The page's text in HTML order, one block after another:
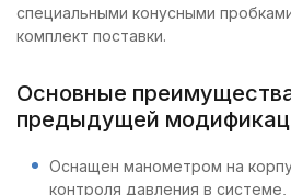
специальными конусными
комплект поставки.
Основные
предыдущей
Оснащен манометром на
контроля давления в